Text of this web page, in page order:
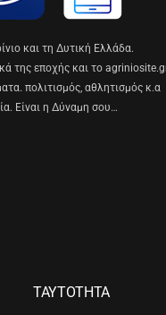
και τη Δυτική Ελλάδα.
της εποχής και το
πολιτισμός, αθλητισμός κ.α
Είναι η Δύναμη σου…
ΤΑΥΤΟΤΗΤΑ